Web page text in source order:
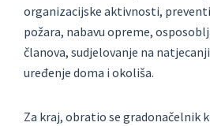
organizacijske aktivnosti,
požara, nabavu opreme,
članova, sudjelovanje na
uređenje doma i okoliša.
Za kraj, obratio se gradonačelnik